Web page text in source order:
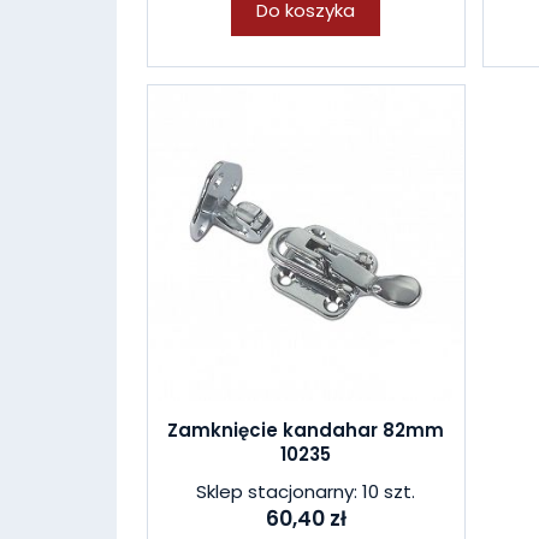
Do koszyka
Zamknięcie kandahar 82mm
10235
Sklep stacjonarny: 10 szt.
60,40 zł